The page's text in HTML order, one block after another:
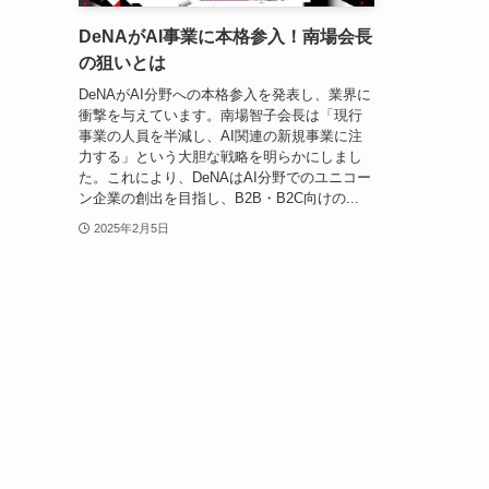
DeNAがAI事業に本格参入！南場会長
の狙いとは
DeNAがAI分野への本格参入を発表し、業界に
衝撃を与えています。南場智子会長は「現行
事業の人員を半減し、AI関連の新規事業に注
力する」という大胆な戦略を明らかにしまし
た。これにより、DeNAはAI分野でのユニコー
ン企業の創出を目指し、B2B・B2C向けの...
2025年2月5日